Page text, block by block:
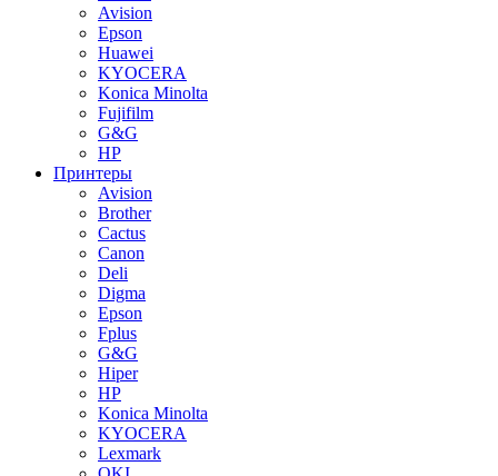
Avision
Epson
Huawei
KYOCERA
Konica Minolta
Fujifilm
G&G
HP
Принтеры
Avision
Brother
Cactus
Canon
Deli
Digma
Epson
Fplus
G&G
Hiper
HP
Konica Minolta
KYOCERA
Lexmark